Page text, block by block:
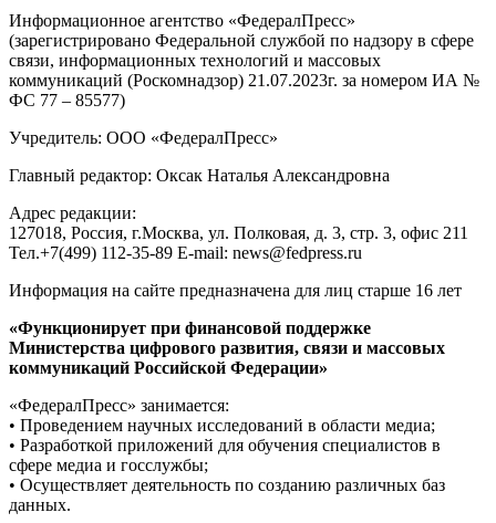
Информационное агентство «ФедералПресс»
(зарегистрировано Федеральной службой по надзору в сфере
связи, информационных технологий и массовых
коммуникаций (Роскомнадзор) 21.07.2023г. за номером ИА №
ФС 77 – 85577)
Учредитель: ООО «ФедералПресс»
Главный редактор: Оксак Наталья Александровна
Адрес редакции:
127018, Россия, г.Москва, ул. Полковая, д. 3, стр. 3, офис 211
Тел.+7(499) 112-35-89 E-mail: news@fedpress.ru
Информация на сайте предназначена для лиц старше 16 лет
«Функционирует при финансовой поддержке
Министерства цифрового развития, связи и массовых
коммуникаций Российской Федерации»
«ФедералПресс» занимается:
• Проведением научных исследований в области медиа;
• Разработкой приложений для обучения специалистов в
сфере медиа и госслужбы;
• Осуществляет деятельность по созданию различных баз
данных.